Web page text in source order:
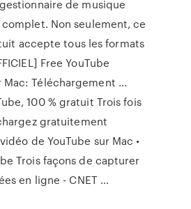
de musique
Non seulement, ce
accepte tous les formats
Free YouTube
Téléchargement ...
100 % gratuit Trois fois
gratuitement
de YouTube sur Mac •
Trois façons de capturer
en ligne - CNET ...